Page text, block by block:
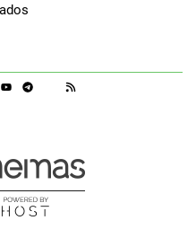
Telegram
Google Discover